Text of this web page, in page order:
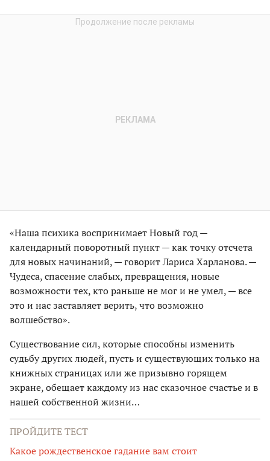
«Наша психика воспринимает Новый год —
календарный поворотный пункт — как точку отсчета
для новых начинаний, — говорит Лариса Харланова. —
Чудеса, спасение слабых, превращения, новые
возможности тех, кто раньше не мог и не умел, — все
это и нас заставляет верить, что возможно
волшебство».
Существование сил, которые способны изменить
судьбу других людей, пусть и существующих только на
книжных страницах или же призывно горящем
экране, обещает каждому из нас сказочное счастье и в
нашей собственной жизни…
ПРОЙДИТЕ ТЕСТ
Какое рождественское гадание вам стоит